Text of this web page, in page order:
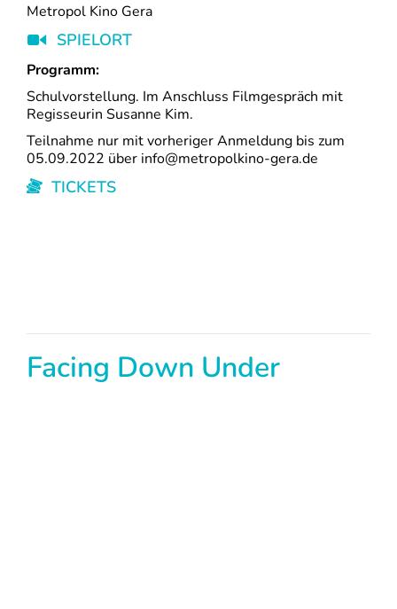
Metropol Kino Gera
SPIELORT
Programm:
Schulvorstellung. Im Anschluss Filmgespräch mit
Regisseurin Susanne Kim.
Teilnahme nur mit vorheriger Anmeldung bis zum
05.09.2022 über info@metropolkino-gera.de
TICKETS
Facing Down Under